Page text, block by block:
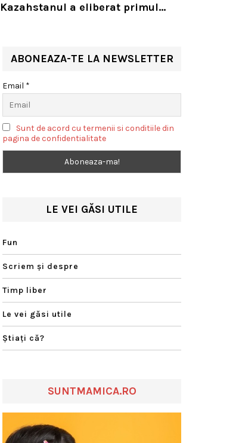
Kazahstanul a eliberat primul
habitatul său natural
ABONEAZA-TE LA NEWSLETTER
Email *
Sunt de acord cu termenii si conditiile din
pagina de confidentialitate
LE VEI GĂSI UTILE
Fun
Scriem şi despre
Timp liber
Le vei găsi utile
Ştiaţi că?
SUNTMAMICA.RO